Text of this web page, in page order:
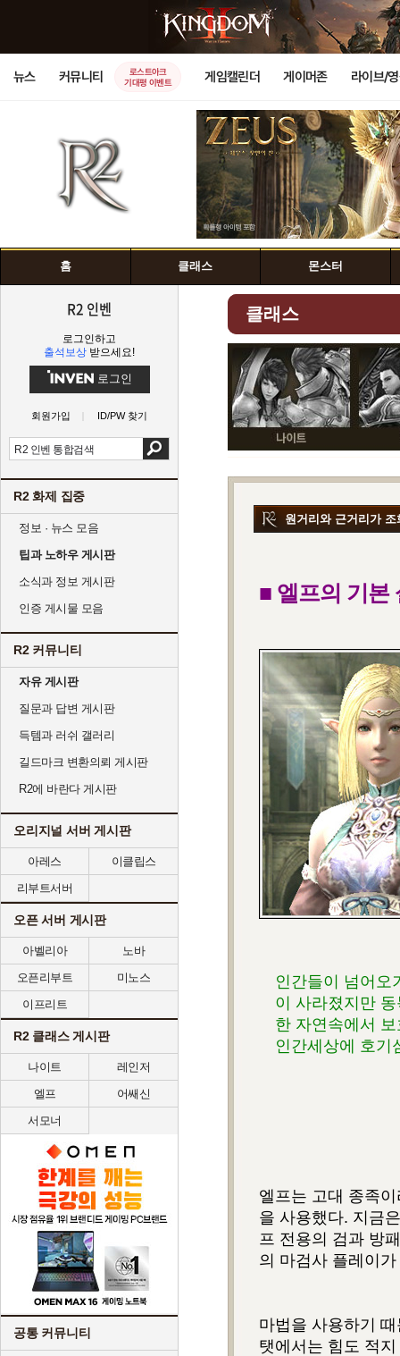
뉴스 커뮤니티
로스트아크
기대평 이벤트
게임캘린더 게이머존 라이브/
홈 클래스 몬스터
R2 인벤
로그인하고
출석보상 받으세요!
로그인
회원가입 ID/PW 찾기
R2 화제 집중
정보 · 뉴스 모음
팁과 노하우 게시판
소식과 정보 게시판
인증 게시물 모음
R2 커뮤니티
자유 게시판
질문과 답변 게시판
득템과 러쉬 갤러리
길드마크 변환의뢰 게시판
R2에 바란다 게시판
오리지널 서버 게시판
아레스
이클립스
리부트서버
오픈 서버 게시판
아벨리아
노바
오픈리부트
미노스
이프리트
R2 클래스 게시판
나이트
레인저
엘프
어쌔신
서모너
공통 커뮤니티
클래스
원거리와 근거리가
■ 엘프의 기본
인간들이 넘어오
이 사라졌지만 동
한 자연속에서 보
인간세상에 호기
엘프는 고대 종족
을 사용했다. 지금
프 전용의 검과 방
의 마검사 플레이
마법을 사용하기
탯에서는 힘도 적